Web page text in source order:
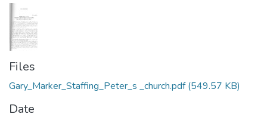
Files
Gary_Marker_Staffing_Peter_s _church.pdf(549.57 KB)
Date